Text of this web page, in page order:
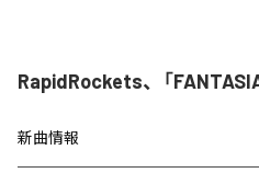
RapidRockets、「
新曲情報